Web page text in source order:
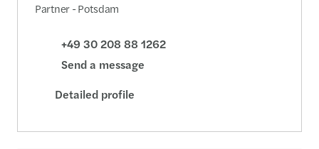
Partner - Potsdam
+49 30 208 88 1262
Send a message
Detailed profile